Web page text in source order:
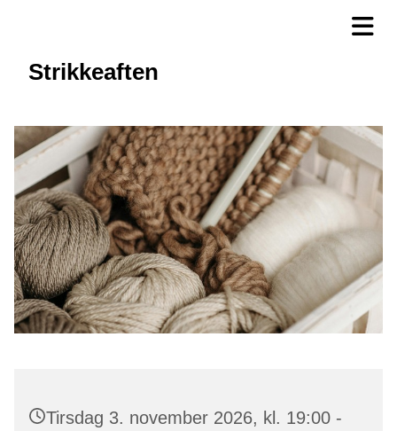
Strikkeaften
Tirsdag 3. november 2026, kl. 19:00 -